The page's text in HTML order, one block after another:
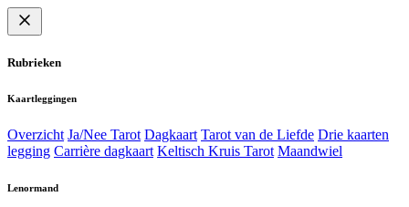
Rubrieken
Kaartleggingen
Overzicht Ja/Nee Tarot Dagkaart Tarot van de Liefde Drie kaarten
legging Carrière dagkaart Keltisch Kruis Tarot Maandwiel
Lenormand